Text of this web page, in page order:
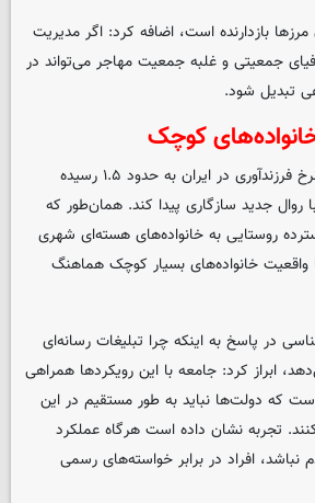
بازدارنده است، اضافه کرد: اگر مدیریت
جمعیتی و غلبه جمعیت مهاجر می‌تواند در
تبدیل شود.
کوچک
کاظمی پور با بیان اینکه نرخ فرزندآوری در ایران به حدود ۱.۵ رسیده
جدید سازگاری پیدا کند. همان‌طور که
روستایی به خانواده‌های هسته‌ای شهری
واقعیت خانواده‌های بسیار کوچک هماهنگ
در پاسخ به اینکه چرا تبلیغات رسانه‌ای
ابراز کرد: جامعه با این رویکردها همراهی
که دولت‌ها نباید به طور مستقیم در این
تجربه نشان داده است هرگاه عملکرد
افراد در برابر خواسته‌های رسمی